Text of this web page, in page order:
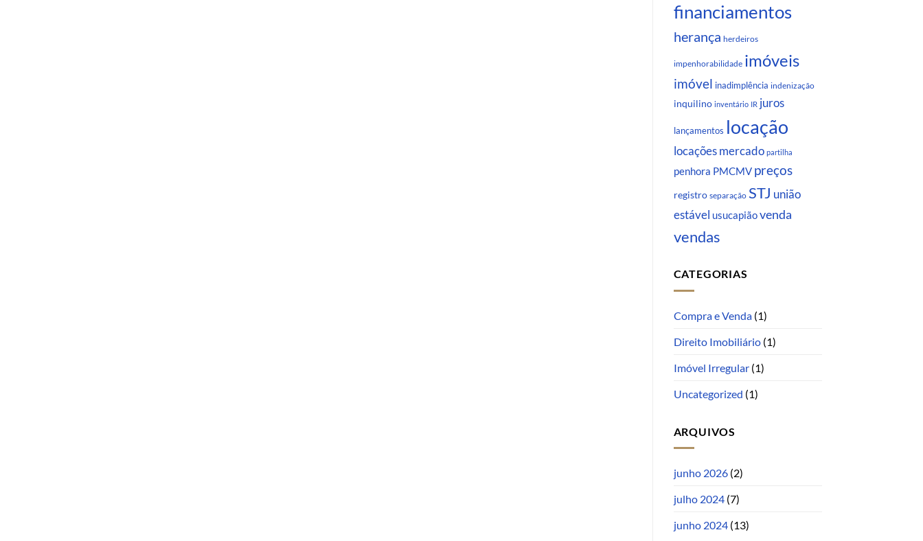
financiamentos
herança herdeiros
impenhorabilidade imóveis
imóvel inadimplência indenização
inquilino inventário IR juros
lançamentos locação
locações mercado partilha
penhora PMCMV preços
registro separação STJ união
estável usucapiãovenda
vendas
CATEGORIAS
Compra e Venda(1)
Direito Imobiliário(1)
Imóvel Irregular(1)
Uncategorized (1)
ARQUIVOS
junho 2026(2)
julho 2024(7)
junho 2024(13)